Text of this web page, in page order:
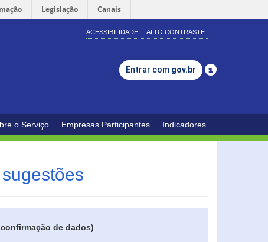
Legislação Canais
ACESSIBILIDADE ALTO CONTRASTE
Entrar com gov.br
o Serviço Empresas Participantes Indicadores
de dados)